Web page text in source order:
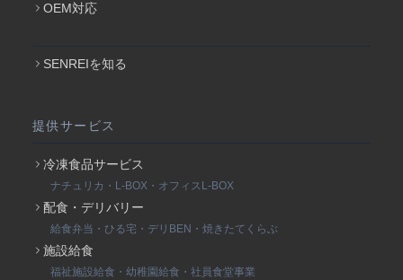
OEM対応
SENREIを知る
提供サービス
冷凍食品サービス
ナチュリカ・L-BOX・オフィスL-BOX
配食・デリバリー
給食弁当・ひる宅・デリBEN・焼きたてくらぶ
施設給食
福祉施設給食・幼稚園給食・社員食堂事業